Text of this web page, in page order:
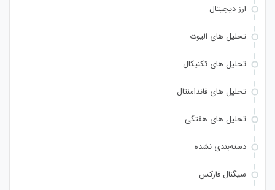
ارز دیجیتال
تحلیل های الیوت
تحلیل های تکنیکال
تحلیل های فاندامنتال
تحلیل های هفتگی
دسته‌بندی نشده
سیگنال فارکس